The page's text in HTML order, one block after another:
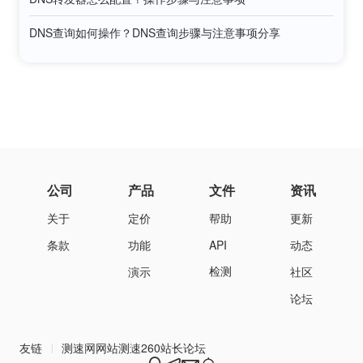
DNS查询如何操作？DNS查询步骤与注意事项分享
公司
关于
条款
产品
定价
功能
演示
文件
帮助
API
检测
资讯
更新
动态
社区
论坛
友链 测速网网站测速260站长论坛